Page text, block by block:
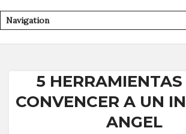
5
CONVENCER A UN
ANGEL